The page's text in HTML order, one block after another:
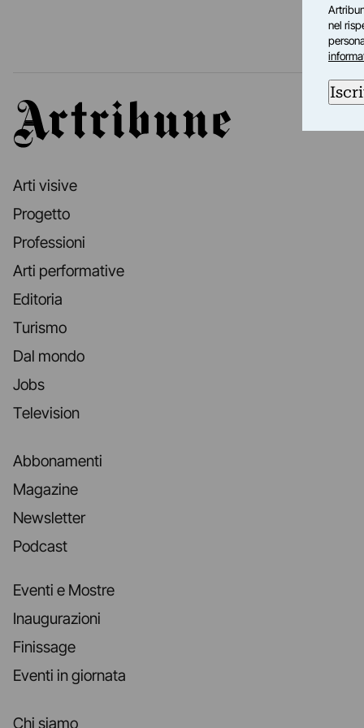
Artribune
Arti visive
Progetto
Professioni
Arti performative
Editoria
Turismo
Dal mondo
Jobs
Television
Abbonamenti
Magazine
Newsletter
Podcast
Eventi e Mostre
Inaugurazioni
Finissage
Eventi in giornata
Chi siamo
nel